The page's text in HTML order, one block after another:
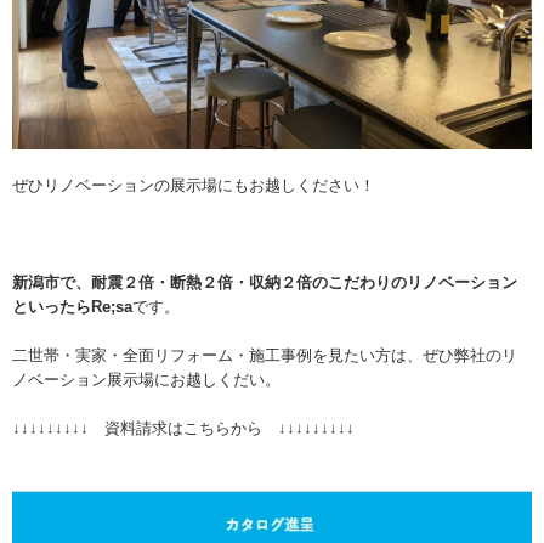
ぜひリノベーションの展示場にもお越しください！
新潟市で、耐震２倍・断熱２倍・収納２倍のこだわりのリノベーション
といったらRe;saです。
二世帯・実家・全面リフォーム・施工事例を見たい方は、ぜひ弊社のリ
ノベーション展示場にお越しくだい。
↓↓↓↓↓↓↓↓↓ 資料請求はこちらから ↓↓↓↓↓↓↓↓↓